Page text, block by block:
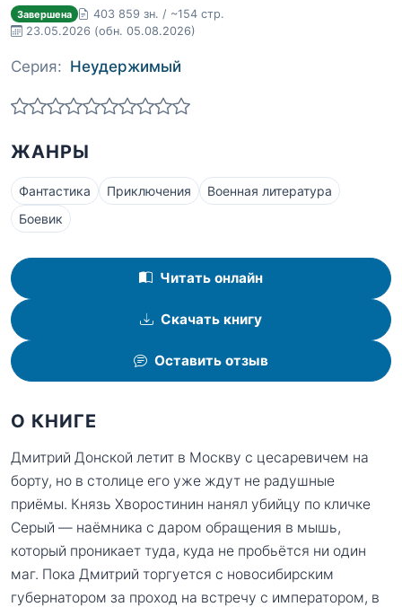
Завершена
403 859 зн. / ~154 стр.
23.05.2026 (обн. 05.08.2026)
Серия: Неудержимый
ЖАНРЫ
Фантастика Приключения
Военная литература
Боевик
Читать онлайн
Скачать книгу
Оставить отзыв
О КНИГЕ
Дмитрий Донской летит в Москву с цесаревичем на
борту, но в столице его уже ждут не радушные
приёмы. Князь Хворостинин нанял убийцу по кличке
Серый — наёмника с даром обращения в мышь,
который проникает туда, куда не пробьётся ни один
маг. Пока Дмитрий торгуется с новосибирским
губернатором за проход на встречу с императором, в